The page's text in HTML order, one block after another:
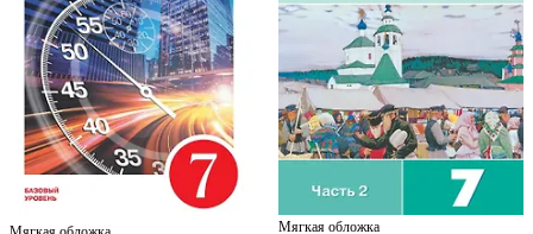
Мягкая обложка